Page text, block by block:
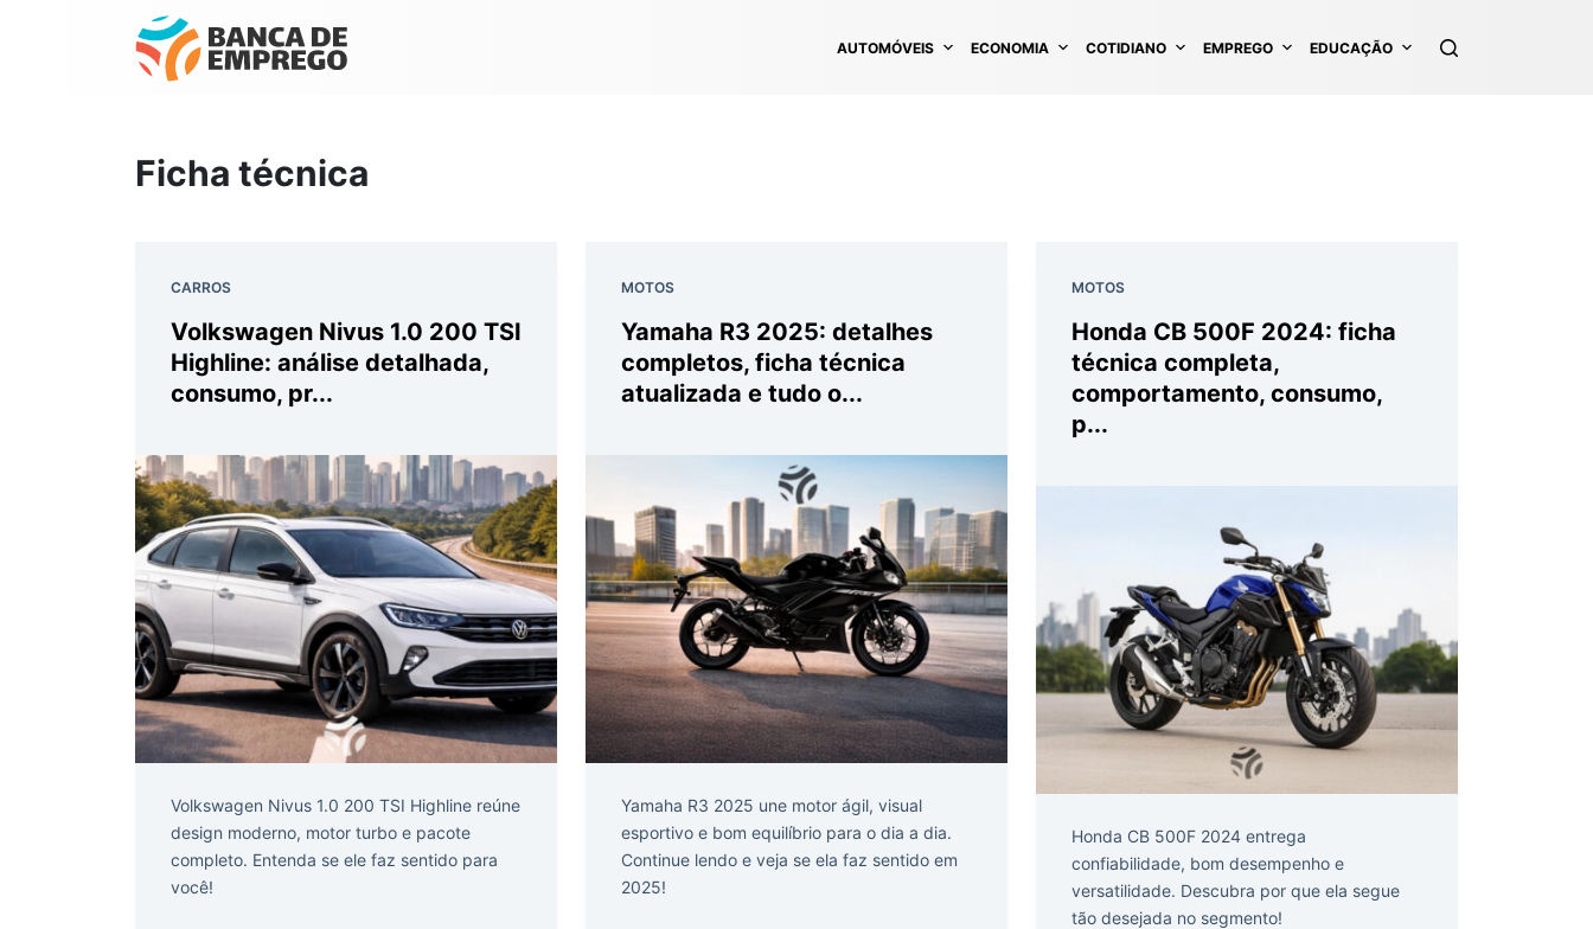
AUTOMÓVEIS ECONOMIA COTIDIANO EMPREGO EDUCAÇÃO
Ficha técnica
CARROS
Volkswagen Nivus 1.0 200 TSI
Highline: análise detalhada,
consumo, pr...
Volkswagen Nivus 1.0 200 TSI Highline reúne
design moderno, motor turbo e pacote
completo. Entenda se ele faz sentido para
você!
MOTOS
Yamaha R3 2025: detalhes
completos, ficha técnica
atualizada e tudo o...
Yamaha R3 2025 une motor ágil, visual
esportivo e bom equilíbrio para o dia a dia.
Continue lendo e veja se ela faz sentido em
2025!
MOTOS
Honda CB 500F 2024: ficha
técnica completa,
comportamento, consumo,
p...
Honda CB 500F 2024 entrega
confiabilidade, bom desempenho e
versatilidade. Descubra por que ela segue
tão desejada no segmento!